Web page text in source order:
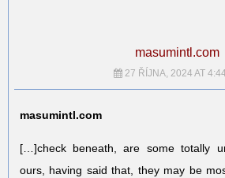
masumintl.com
27 ŘÍJNA, 2024 AT
masumintl.com
[…]check beneath, are some totally
ours, having said that, they may be